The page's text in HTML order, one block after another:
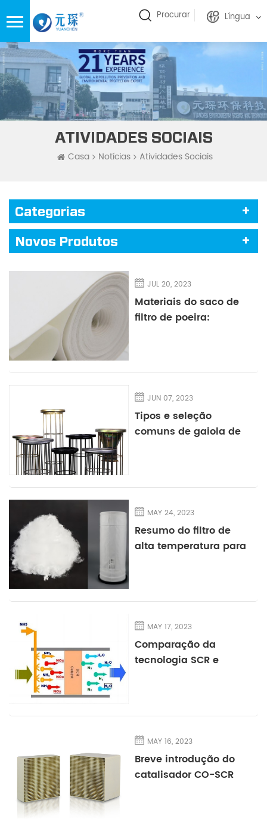
Procurar Língua
ATIVIDADES SOCIAIS
Casa Notícias Atividades Sociais
Categorias
Novos Produtos
JUL 20, 2023
Materiais do saco de
filtro de poeira:
JUN 07, 2023
Tipos e seleção
comuns de gaiola de
MAY 24, 2023
Resumo do filtro de
alta temperatura para
MAY 17, 2023
Comparação da
tecnologia SCR e
MAY 16, 2023
Breve introdução do
catalisador CO-SCR